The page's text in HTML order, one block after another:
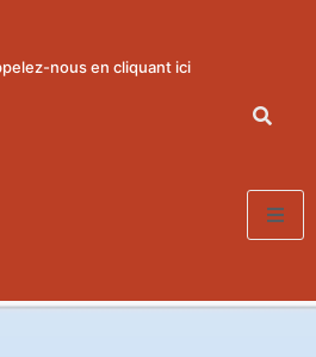
nous en cliquant ici